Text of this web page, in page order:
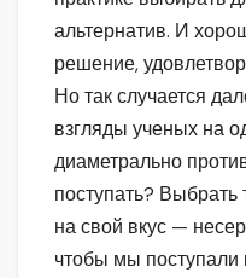
альтернатив. И
решение,
Но так случается
взгляды ученых на
диаметрально
поступать? Выбрать
на свой вкус —
чтобы мы поступали